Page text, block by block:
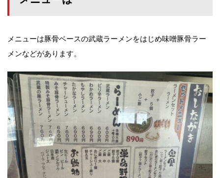
メニューは豚骨ベースの武蔵ラーメンをはじめ味噌豚骨ラー
メンなどがあります。